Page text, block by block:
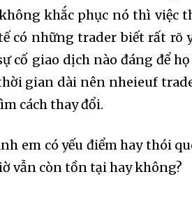
khắc phục nó thì việc
có những trader biết rất rõ
cố giao dịch nào đáng để
gian dài nên nheieuf
cách thay đổi.
em có yếu điểm hay thói
vẫn còn tồn tại hay không?